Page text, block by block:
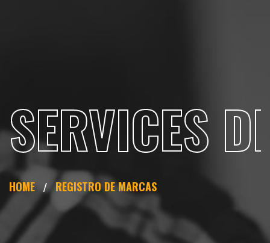
SERVICES
HOME REGISTRO DE MARCAS